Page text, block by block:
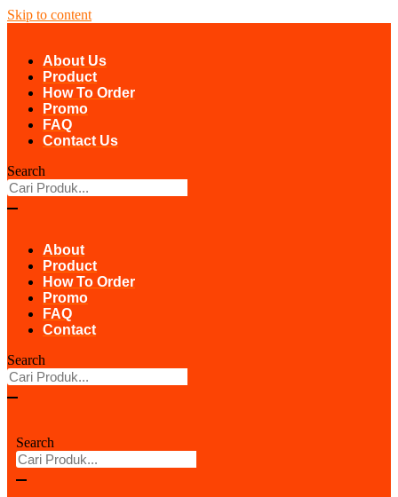
Skip to content
About Us
Product
How To Order
Promo
FAQ
Contact Us
Search
About
Product
How To Order
Promo
FAQ
Contact
Search
Search